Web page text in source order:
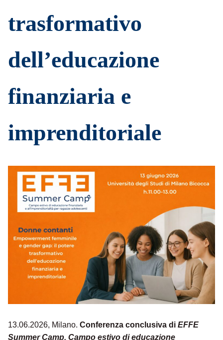
trasformativo
dell’educazione
finanziaria e
imprenditoriale
13.06.2026, Milano. Conferenza conclusiva di EFFE
Summer Camp. Campo estivo di educazione